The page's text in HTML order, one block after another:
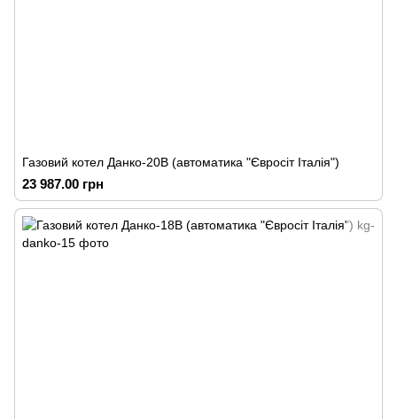
Газовий котел Данко-20В (автоматика "Євросіт Італія")
23 987.00 грн